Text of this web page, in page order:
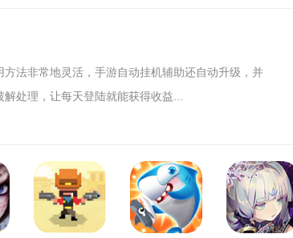
法非常地灵活，手游自动挂机辅助还自动升级，并
处理，让每天登陆就能获得收益...